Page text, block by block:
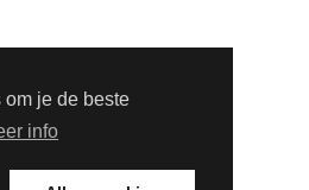
je de beste
info